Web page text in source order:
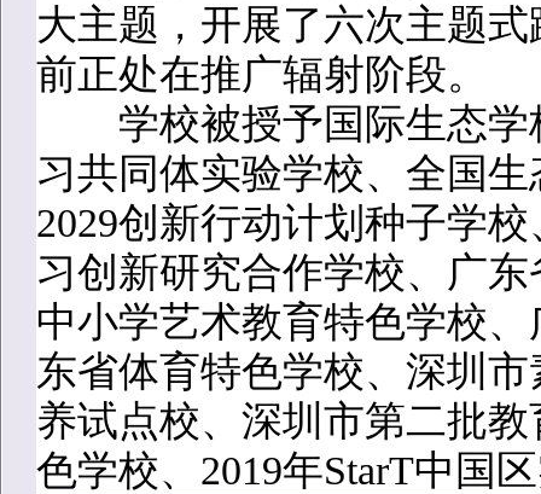
大主题，开展了六次主题
前正处在推广辐射阶段。
学校被授予国际生态学
习共同体实验学校、全国
2029创新行动计划种子学
习创新研究合作学校、广
中小学艺术教育特色学校
东省体育特色学校、深圳
养试点校、深圳市第二批
色学校、2019年StarT中国